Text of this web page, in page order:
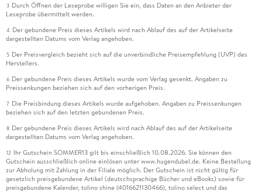
3 Durch Öffnen der Leseprobe willigen Sie ein, dass Daten an den Anbieter der
Leseprobe übermittelt werden.
4 Der gebundene Preis dieses Artikels wird nach Ablauf des auf der Artikelseite
dargestellten Datums vom Verlag angehoben.
5 Der Preisvergleich bezieht sich auf die unverbindliche Preisempfehlung (UVP) des
Herstellers.
6 Der gebundene Preis dieses Artikels wurde vom Verlag gesenkt. Angaben zu
Preissenkungen beziehen sich auf den vorherigen Preis.
7 Die Preisbindung dieses Artikels wurde aufgehoben. Angaben zu Preissenkungen
beziehen sich auf den letzten gebundenen Preis.
8 Der gebundene Preis dieses Artikels wird nach Ablauf des auf der Artikelseite
dargestellten Datums vom Verlag angehoben.
12 Ihr Gutschein SOMMER13 gilt bis einschließlich 10.08.2026. Sie können den
Gutschein ausschließlich online einlösen unter www.hugendubel.de. Keine Bestellung
zur Abholung mit Zahlung in der Filiale möglich. Der Gutschein ist nicht gültig für
gesetzlich preisgebundene Artikel (deutschsprachige Bücher und eBooks) sowie für
preisgebundene Kalender, tolino shine (4016621130466), tolino select und das